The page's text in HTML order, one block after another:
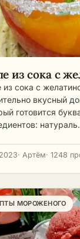
из сока с
сока с
вкусный
готовится
· Артём· 1248
МОРОЖЕНОГО